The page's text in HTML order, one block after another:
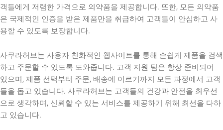
객들에게 저렴한 가격으로 의약품을 제공합니다. 또한, 모든 의약품
은 국제적인 인증을 받은 제품만을 취급하여 고객들이 안심하고 사
용할 수 있도록 보장합니다.
사쿠라허브는 사용자 친화적인 웹사이트를 통해 손쉽게 제품을 검색
하고 주문할 수 있도록 도와줍니다. 고객 지원 팀은 항상 준비되어
있으며, 제품 선택부터 주문, 배송에 이르기까지 모든 과정에서 고객
들을 돕고 있습니다. 사쿠라허브는 고객들의 건강과 안전을 최우선
으로 생각하며, 신뢰할 수 있는 서비스를 제공하기 위해 최선을 다하
고 있습니다.